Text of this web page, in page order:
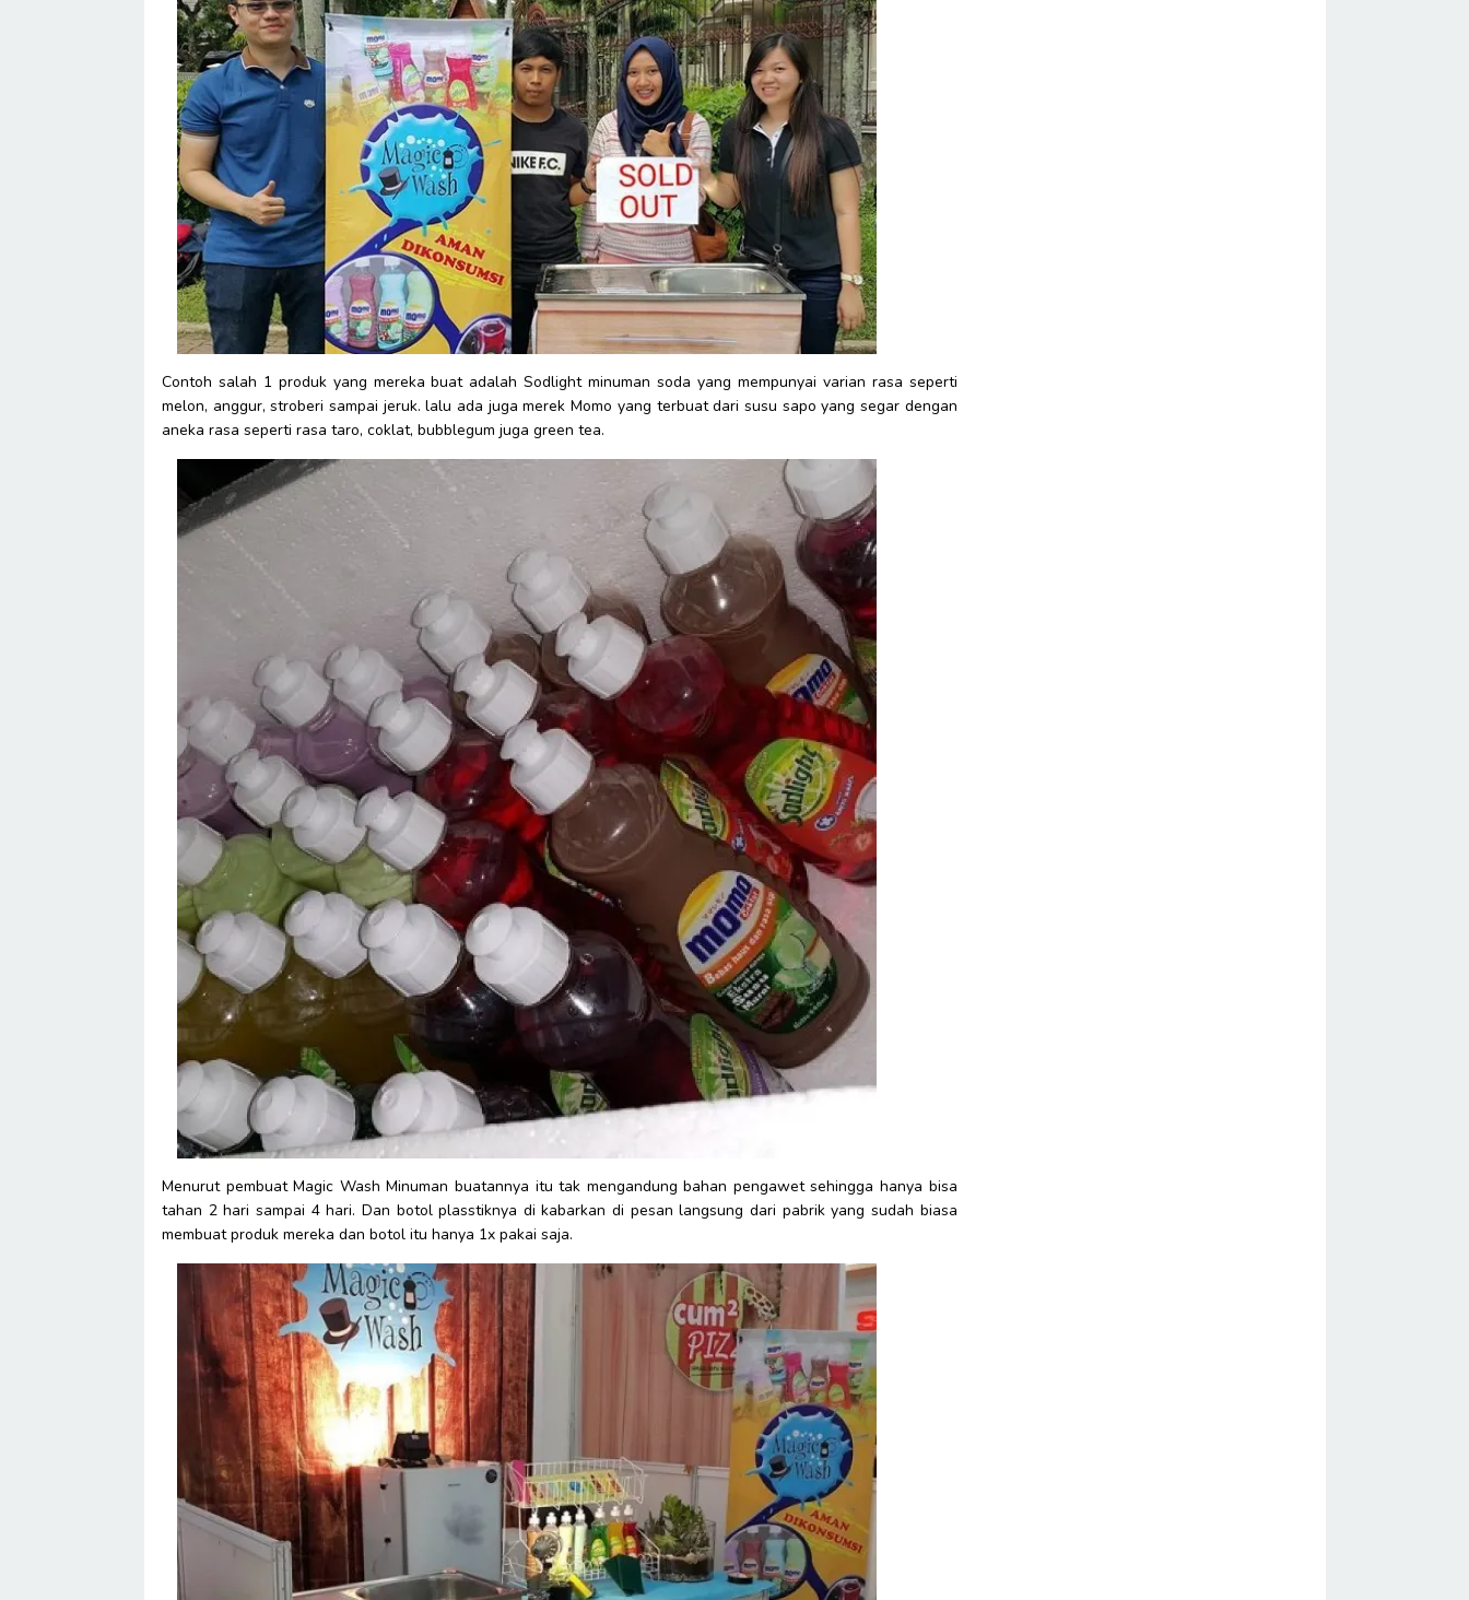
Contoh salah 1 produk yang mereka buat adalah Sodlight minuman soda yang mempunyai varian rasa seperti
melon, anggur, stroberi sampai jeruk. lalu ada juga merek Momo yang terbuat dari susu sapo yang segar dengan
aneka rasa seperti rasa taro, coklat, bubblegum juga green tea.
Menurut pembuat Magic Wash Minuman buatannya itu tak mengandung bahan pengawet sehingga hanya bisa
tahan 2 hari sampai 4 hari. Dan botol plasstiknya di kabarkan di pesan langsung dari pabrik yang sudah biasa
membuat produk mereka dan botol itu hanya 1x pakai saja.